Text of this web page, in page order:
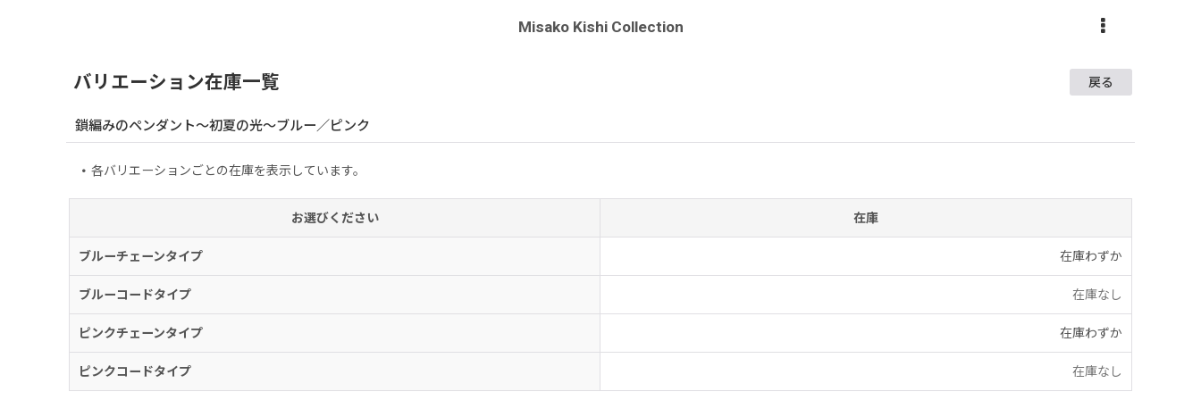
Misako Kishi Collection
バリエーション在庫一覧 戻る
鎖編みのペンダント〜初夏の光〜ブルー／ピンク
各バリエーションごとの在庫を表示しています。
お選びください 在庫
ブルーチェーンタイプ 在庫わずか
ブルーコードタイプ 在庫なし
ピンクチェーンタイプ 在庫わずか
ピンクコードタイプ 在庫なし